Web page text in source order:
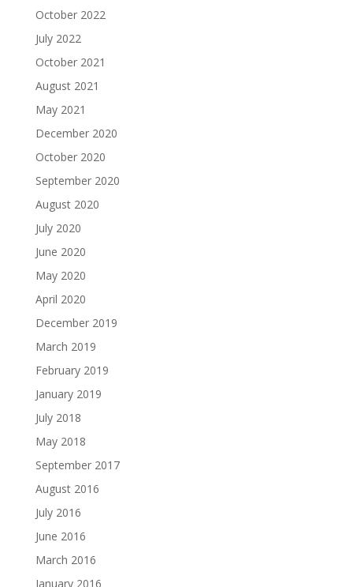
October 2022
July 2022
October 2021
August 2021
May 2021
December 2020
October 2020
September 2020
August 2020
July 2020
June 2020
May 2020
April 2020
December 2019
March 2019
February 2019
January 2019
July 2018
May 2018
September 2017
August 2016
July 2016
June 2016
March 2016
January 2016